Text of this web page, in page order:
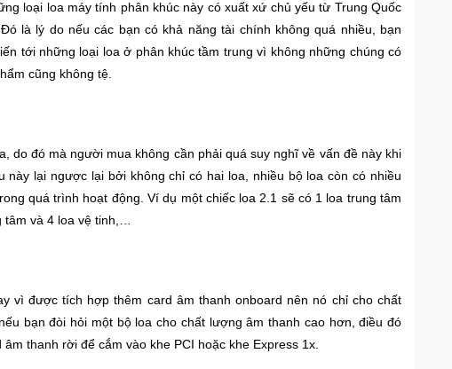
loại loa máy tính phân khúc này có xuất xứ chủ yếu từ Trung Quốc
là lý do nếu các bạn có khả năng tài chính không quá nhiều, bạn
tới những loại loa ở phân khúc tầm trung vì không những chúng có
cũng không tệ.
do đó mà người mua không cần phải quá suy nghĩ về vấn đề này khi
này lại ngược lại bởi không chỉ có hai loa, nhiều bộ loa còn có nhiều
quá trình hoạt động. Ví dụ một chiếc loa 2.1 sẽ có 1 loa trung tâm
và 4 loa vệ tinh,…
vì được tích hợp thêm card âm thanh onboard nên nó chỉ cho chất
bạn đòi hỏi một bộ loa cho chất lượng âm thanh cao hơn, điều đó
thanh rời để cắm vào khe PCI hoặc khe Express 1x.